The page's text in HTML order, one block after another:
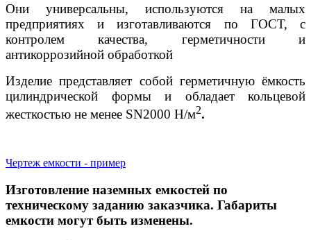
Они универсальны, используются на малых
предприятиях и изготавливаются по ГОСТ, с
контролем качества, герметичности и
антикоррозийной обработкой
Изделие представляет собой герметичную ёмкость
цилиндрической формы и обладает кольцевой
жесткостью не менее SN2000 Н/м2.
Чертеж емкости - пример
Изготовление наземных емкостей по
техническому заданию заказчика. Габариты
емкости могут быть изменены.